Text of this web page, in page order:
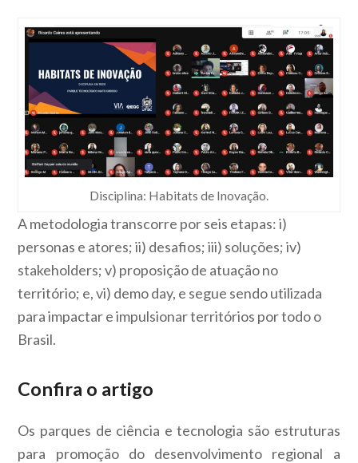
Disciplina: Habitats de Inovação.
A metodologia transcorre por seis etapas: i)
personas e atores; ii) desafios; iii) soluções; iv)
stakeholders; v) proposição de atuação no
território; e, vi) demo day, e segue sendo utilizada
para impactar e impulsionar territórios por todo o
Brasil.
Confira o artigo
Os parques de ciência e tecnologia são estruturas
para promoção do desenvolvimento regional a